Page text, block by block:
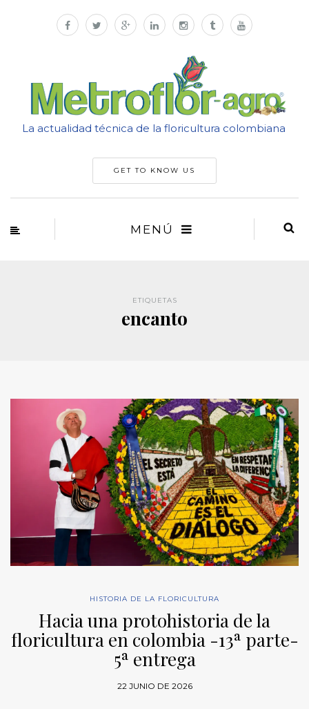
La actualidad técnica de la floricultura colombiana
GET TO KNOW US
MENÚ
ETIQUETAS
encanto
HISTORIA DE LA FLORICULTURA
Hacia una protohistoria de la
floricultura en colombia -13ª parte-
5ª entrega
22 JUNIO DE 2026